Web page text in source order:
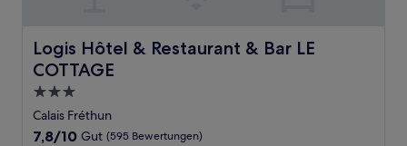
Logis Hôtel & Restaurant & Bar LE
COTTAGE
Logis Hôtel & Restaurant & Bar LE COTTAGE
3.0-
Sterne-
Unterkunft
Calais Fréthun
7.8
7,8/10 Gut (595 Bewertungen)